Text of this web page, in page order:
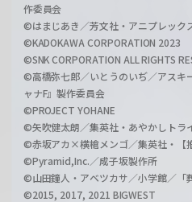
作委員会
©はまじあき／芳文社・アニプレック
©KADOKAWA CORPORATION 2023
©SNK CORPORATION ALL RIGHTS
©高橋弥七郎／いとうのいぢ／アスキ
ャナF』製作委員会
©PROJECT YOHANE
©矢吹健太朗／集英社・あやかしトラ
©赤坂アカ×横槍メンゴ／集英社・【
©Pyramid,Inc.／成子坂製作所
©山田鐘人・アベツカサ／小学館／「
©2015, 2017, 2021 BIGWEST